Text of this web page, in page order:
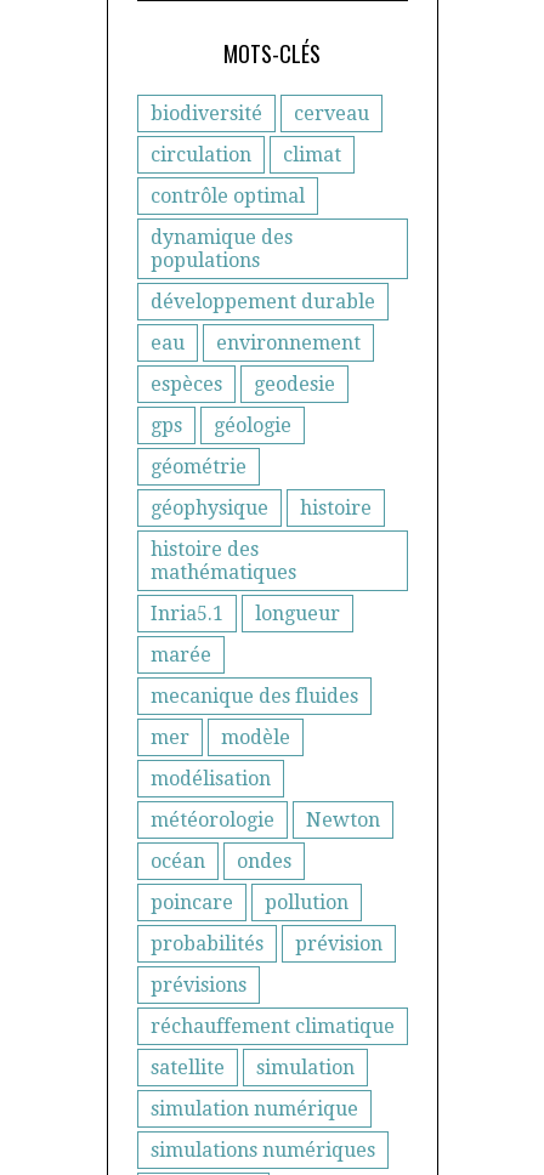
MOTS-CLÉS
biodiversité
cerveau
circulation
climat
contrôle optimal
dynamique des
populations
développement durable
eau
environnement
espèces
geodesie
gps
géologie
géométrie
géophysique
histoire
histoire des
mathématiques
Inria5.1
longueur
marée
mecanique des fluides
mer
modèle
modélisation
météorologie
Newton
océan
ondes
poincare
pollution
probabilités
prévision
prévisions
réchauffement climatique
satellite
simulation
simulation numérique
simulations numériques